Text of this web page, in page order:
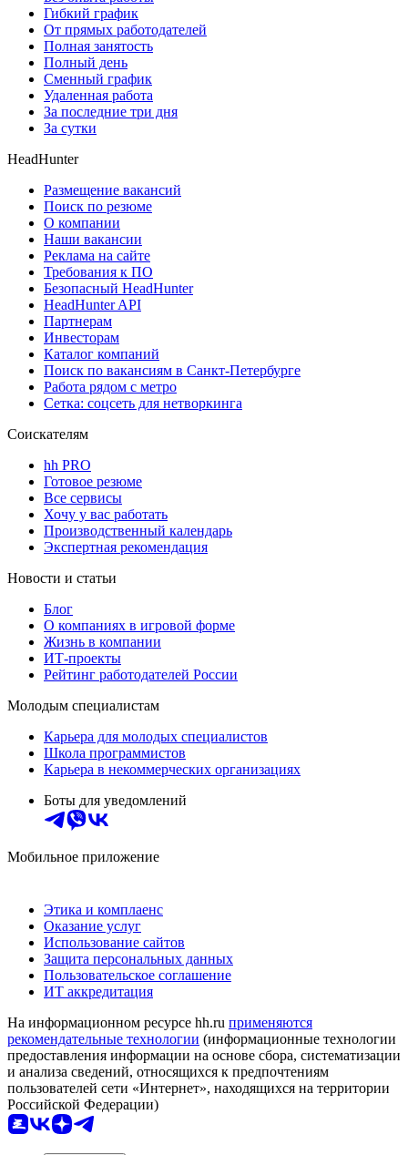
Гибкий график
От прямых работодателей
Полная занятость
Полный день
Сменный график
Удаленная работа
За последние три дня
За сутки
HeadHunter
Размещение вакансий
Поиск по резюме
О компании
Наши вакансии
Реклама на сайте
Требования к ПО
Безопасный HeadHunter
HeadHunter API
Партнерам
Инвесторам
Каталог компаний
Поиск по вакансиям в Санкт-Петербурге
Работа рядом с метро
Сетка: соцсеть для нетворкинга
Соискателям
hh PRO
Готовое резюме
Все сервисы
Хочу у вас работать
Производственный календарь
Экспертная рекомендация
Новости и статьи
Блог
О компаниях в игровой форме
Жизнь в компании
ИТ-проекты
Рейтинг работодателей России
Молодым специалистам
Карьера для молодых специалистов
Школа программистов
Карьера в некоммерческих организациях
Боты для уведомлений
Мобильное приложение
Этика и комплаенс
Оказание услуг
Использование сайтов
Защита персональных данных
Пользовательское соглашение
ИТ аккредитация
На информационном ресурсе hh.ru применяются
рекомендательные технологии (информационные технологии
предоставления информации на основе сбора, систематизации
и анализа сведений, относящихся к предпочтениям
пользователей сети «Интернет», находящихся на территории
Российской Федерации)